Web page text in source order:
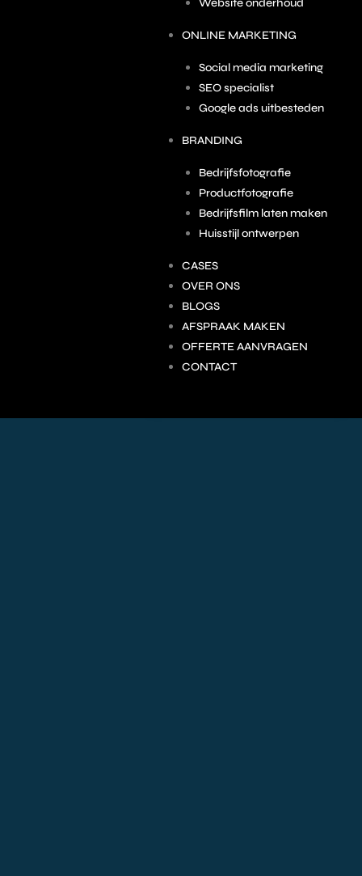
Website onderhoud
ONLINE MARKETING
Social media marketing
SEO specialist
Google ads uitbesteden
BRANDING
Bedrijfsfotografie
Productfotografie
Bedrijfsfilm laten maken
Huisstijl ontwerpen
CASES
OVER ONS
BLOGS
AFSPRAAK MAKEN
OFFERTE AANVRAGEN
CONTACT